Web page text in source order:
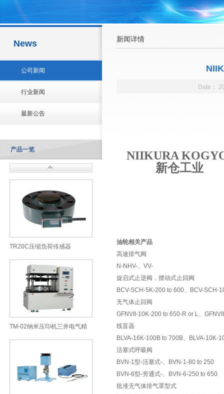
News
公司新闻
行业新闻
最新公告
产品一览
TR20C压缩负荷传感器
SOHGOHKEISO综合计装株式
TM-02纳米压印机三井电气精
新闻详情
Date：
NIIKURA
新仓工业
油轮相关产品
高速排气阀
N-NHV-、VV-
旋启式止逆阀，摆动式止回阀
BCV-SCH-5K-200 to 600、BCV-SCH-
无气体止回阀
GFNVII-10K-200 to 650-R or L、
线盲器
BLVA-16K-100B to 700B、BLVA-10K-
活塞式呼吸阀
BVN-1型-活塞式-、BVN-1-80 to 250
BVN-6型-旁通式-、BVN-6-250 to 650
批准无气体排气罩型式